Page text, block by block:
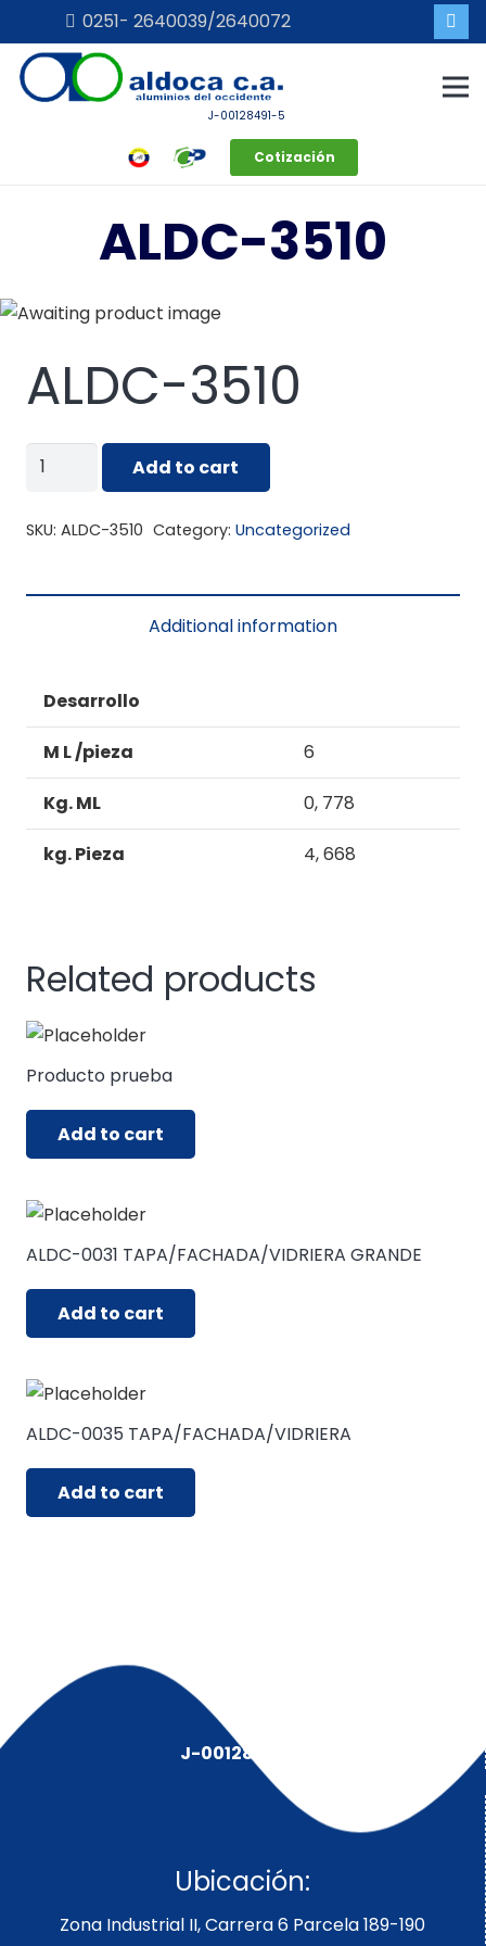
0251- 2640039/2640072
J-00128491-5
Cotización
ALDC-3510
ALDC-3510
ALDC-
Add to cart
SKU: ALDC-3510 Category: Uncategorized
Additional information
Desarrollo
M L /pieza 6
Kg. ML 0, 778
kg. Pieza 4, 668
Related products
Producto prueba
Add to cart
ALDC-0031 TAPA/FACHADA/VIDRIERA GRANDE
Add to cart
ALDC-0035 TAPA/FACHADA/VIDRIERA
Add to cart
J-00128491-5
Ubicación:
Zona Industrial II, Carrera 6 Parcela 189-190